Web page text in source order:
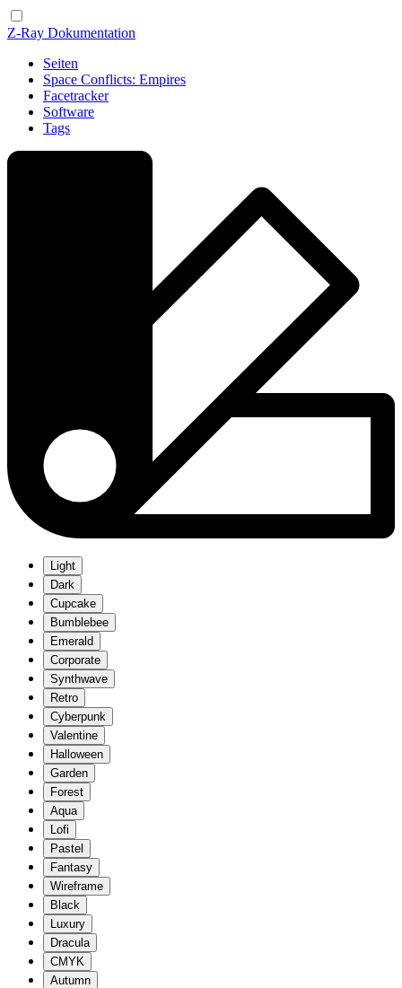
Z-Ray Dokumentation
Seiten
Space Conflicts: Empires
Facetracker
Software
Tags
Light
Dark
Cupcake
Bumblebee
Emerald
Corporate
Synthwave
Retro
Cyberpunk
Valentine
Halloween
Garden
Forest
Aqua
Lofi
Pastel
Fantasy
Wireframe
Black
Luxury
Dracula
CMYK
Autumn